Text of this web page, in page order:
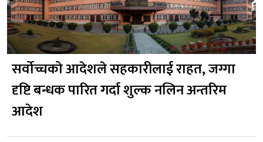
सर्वोच्चको आदेशले सहकारीलाई राहत, जग्गा
दृष्टि बन्धक पारित गर्दा शुल्क नलिन अन्तरिम
आदेश